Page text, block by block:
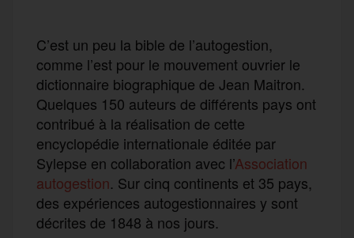
C’est un peu la bible de l’autogestion,
comme l’est pour le mouvement ouvrier le
dictionnaire biographique de Jean Maitron.
Quelques 150 auteurs de différents pays ont
contribué à la réalisation de cette
encyclopédie internationale éditée par
Sylepse en collaboration avec l’Association
autogestion. Sur cinq continents et 35 pays,
des expériences autogestionnaires y sont
décrites de 1848 à nos jours.